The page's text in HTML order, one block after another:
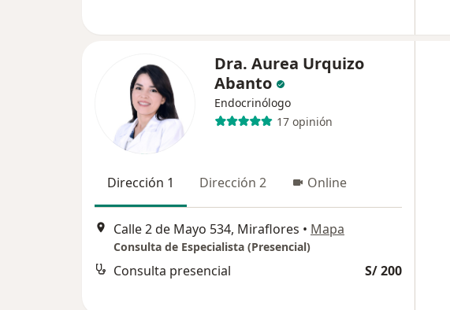
Dra. Aurea Urquizo
Abanto
Endocrinólogo
17 opinión
Dirección 1 Dirección 2 Online
Calle 2 de Mayo 534, Miraflores • Mapa
Consulta de Especialista (Presencial)
Consulta presencial S/ 200